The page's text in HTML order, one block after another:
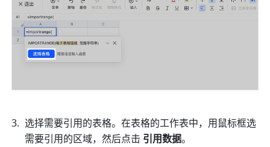
选择需要引用的表格。在表格的工作表中，用鼠标框选
需要引用的区域，然后点击 引用数据。